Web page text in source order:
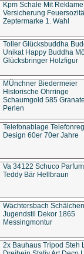
Kpm Schale Mit Reklame
Versicherung
Zeptermarke 1. Wahl
Toller Glücksbuddha
Unikat Happy Buddha
Glücksbringer Holzfigur
MÜnchner Biedermeier
Historische Ohrringe
Schaumgold 585
Perlen
Telefonablage
Design 60er 70er Jahre
Va 34122 Schuco
Teddy Bär Hellbraun
Wächtersbach Schälchen
Jugendstil Dekor 1865
Messingmontur
2x Bauhaus Tripod Steh